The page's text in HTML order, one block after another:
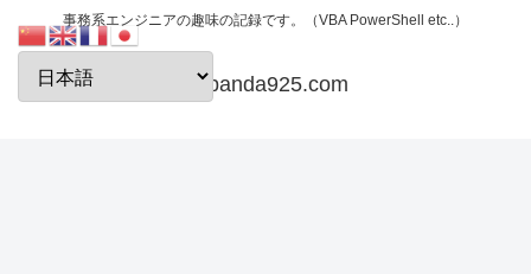
事務系エンジニアの趣味の記録です。（VBA PowerShell etc..）
papanda925.com